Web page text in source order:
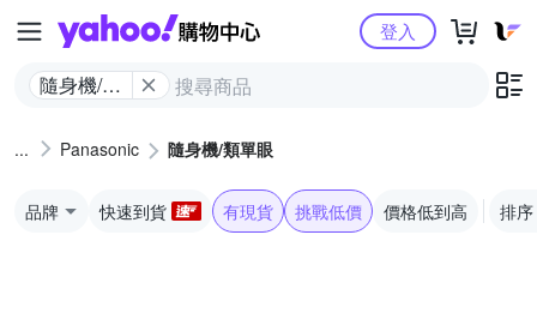
Yahoo購物中心
隨身機/類
登入
Panasonic 隨身機/類單眼
品牌 快速到貨 有現貨 挑戰低價 價格低到高 排序